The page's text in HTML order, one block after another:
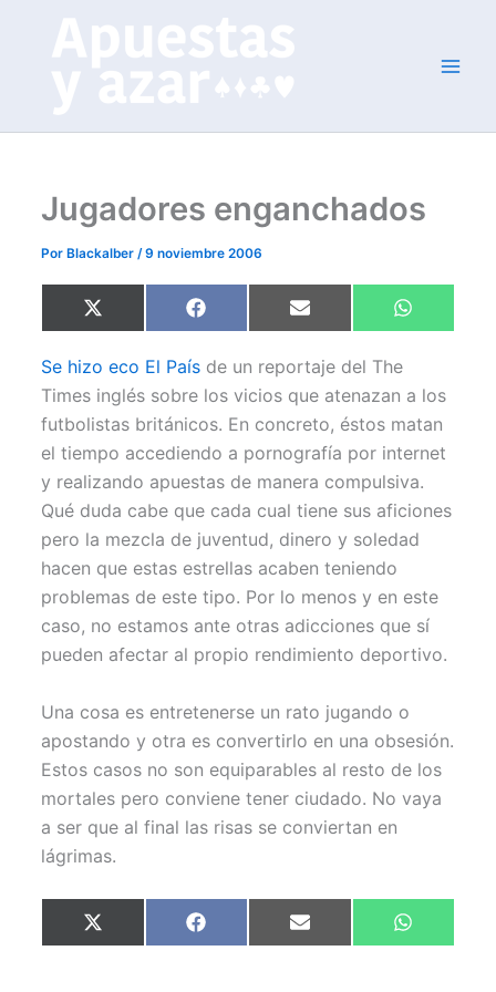
Jugadores enganchados
Por Blackalber/9 noviembre 2006
Compartir
en
X
(
w
i
t
t
e
)
Compartir
en
F
a
e
b
o
o
k
Compartir
en
E
m
i
l
Compartir
en
W
h
A
p
p
Se hizo eco El País de un reportaje del The
Times inglés sobre los vicios que atenazan a los
futbolistas británicos. En concreto, éstos matan
el tiempo accediendo a pornografía por internet
y realizando apuestas de manera compulsiva.
Qué duda cabe que cada cual tiene sus aficiones
pero la mezcla de juventud, dinero y soledad
hacen que estas estrellas acaben teniendo
problemas de este tipo. Por lo menos y en este
caso, no estamos ante otras adicciones que sí
pueden afectar al propio rendimiento deportivo.
Una cosa es entretenerse un rato jugando o
apostando y otra es convertirlo en una obsesión.
Estos casos no son equiparables al resto de los
mortales pero conviene tener ciudado. No vaya
a ser que al final las risas se conviertan en
lágrimas.
Compartir
en
X
(
Compartir
en
F
a
Compartir
en
E
m
Compartir
en
W
h